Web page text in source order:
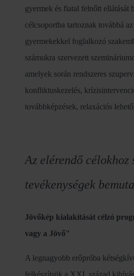
gyermek és fiatal felnőtt ellátását
célcsoportba tartoznak továbbá
gyermekekkel foglalkozó
számukra szervezett
amelyek során rendszeres
konfliktuskezelés,
továbbképzések, relaxációs
Az elérendő célokhoz
tevékenységek
Jövőkép kialakítását célzó
vagy a Jövő"
A legnagyobb erőpróba